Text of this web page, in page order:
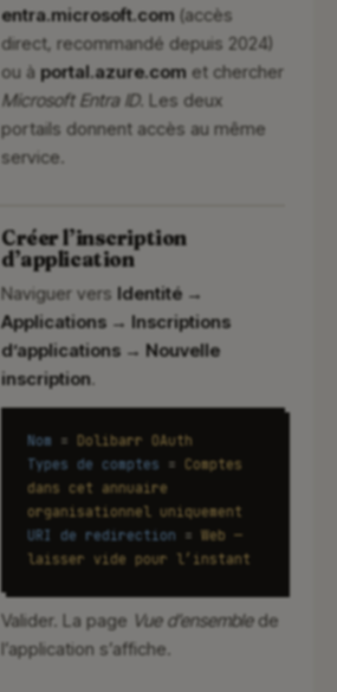
entra.microsoft.com (accès
direct, recommandé depuis 2024)
ou à portal.azure.com et chercher
Microsoft Entra ID. Les deux
portails donnent accès au même
service.
Créer l’inscription
d’application
Naviguer vers Identité →
Applications → Inscriptions
d’applications → Nouvelle
inscription
Nom =
Dolibarr OAuth
Types de comptes = Comptes
dans cet annuaire
organisationnel uniquement
URI de redirection = Web —
laisser vide pour l’instant
Valider. La page Vue d’ensemblede
l’application s’affiche.